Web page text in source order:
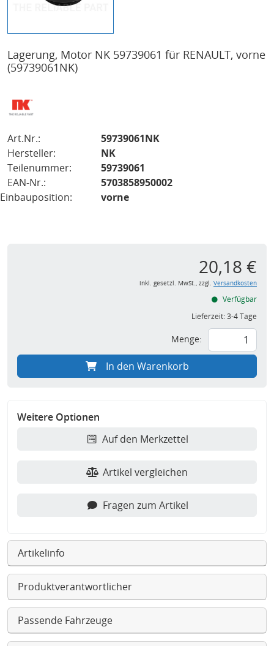
Lagerung, Motor NK 59739061 für RENAULT, vorne
(59739061NK)
Art.Nr.:
59739061NK
Hersteller:
NK
Teilenummer:
59739061
EAN-Nr.:
5703858950002
Einbauposition:
vorne
20,18 €
inkl. gesetzl. MwSt., zzgl. Versandkosten
Verfügbar
Lieferzeit:3-4 Tage
Menge:
In den Warenkorb
Weitere Optionen
Auf den Merkzettel
Artikel vergleichen
Fragen zum Artikel
Artikelinfo
Produktverantwortlicher
Passende Fahrzeuge